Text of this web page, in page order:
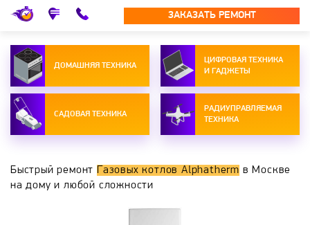
ЗАКАЗАТЬ РЕМОНТ
ДОМАШНЯЯ ТЕХНИКА
ЦИФРОВАЯ ТЕХНИКА
И ГАДЖЕТЫ
САДОВАЯ ТЕХНИКА
РАДИУПРАВЛЯЕМАЯ
ТЕХНИКА
Быстрый ремонт Газовых котлов Alphatherm в Москве
на дому и любой сложности